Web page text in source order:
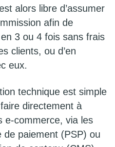
alors libre d’assumer
afin de
3 ou 4 fois sans frais
clients, ou d’en
eux.
technique est simple
directement à
e-commerce, via les
de paiement (PSP) ou